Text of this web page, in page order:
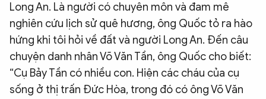
Long An. Là người có chuyên môn và đam mê
nghiên cứu lịch sử quê hương, ông Quốc tỏ ra hào
hứng khi tôi hỏi về đất và người Long An. Đến câu
chuyện danh nhân Võ Văn Tần, ông Quốc cho biết:
“Cụ Bảy Tần có nhiều con. Hiện các cháu của cụ
sống ở thị trấn Đức Hòa, trong đó có ông Võ Văn